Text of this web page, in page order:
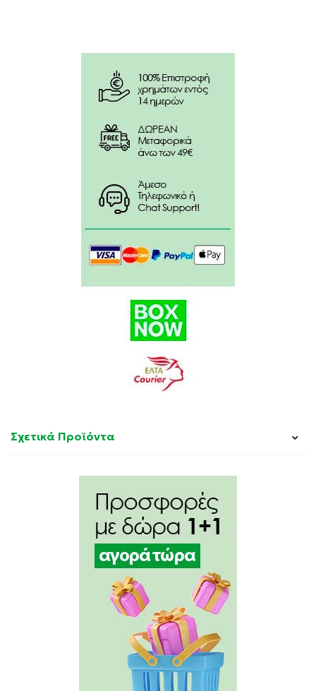
Σχετικά Προϊόντα